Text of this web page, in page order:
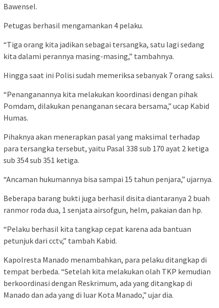
Bawensel.
Petugas berhasil mengamankan 4 pelaku.
“Tiga orang kita jadikan sebagai tersangka, satu lagi sedang
kita dalami perannya masing-masing,” tambahnya.
Hingga saat ini Polisi sudah memeriksa sebanyak 7 orang saksi.
“Penanganannya kita melakukan koordinasi dengan pihak
Pomdam, dilakukan penanganan secara bersama,” ucap Kabid
Humas.
Pihaknya akan menerapkan pasal yang maksimal terhadap
para tersangka tersebut, yaitu Pasal 338 sub 170 ayat 2 ketiga
sub 354 sub 351 ketiga.
“Ancaman hukumannya bisa sampai 15 tahun penjara,” ujarnya.
Beberapa barang bukti juga berhasil disita diantaranya 2 buah
ranmor roda dua, 1 senjata airsofgun, helm, pakaian dan hp.
“Pelaku berhasil kita tangkap cepat karena ada bantuan
petunjuk dari cctv,” tambah Kabid.
Kapolresta Manado menambahkan, para pelaku ditangkap di
tempat berbeda. “Setelah kita melakukan olah TKP kemudian
berkoordinasi dengan Reskrimum, ada yang ditangkap di
Manado dan ada yang di luar Kota Manado,” ujar dia.